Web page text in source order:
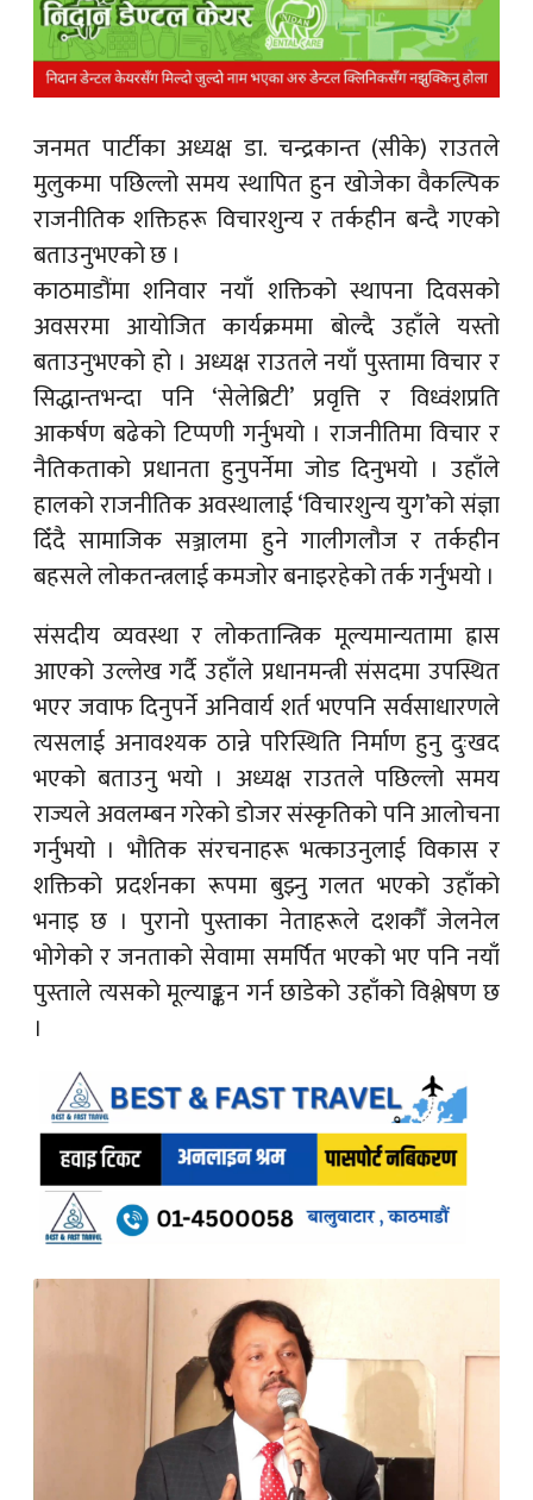
जनमत पार्टीका अध्यक्ष डा. चन्द्रकान्त (सीके) राउतले
मुलुकमा पछिल्लो समय स्थापित हुन खोजेका वैकल्पिक
राजनीतिक शक्तिहरू विचारशुन्य र तर्कहीन बन्दै गएको
बताउनुभएको छ ।
काठमाडौंमा शनिवार नयाँ शक्तिको स्थापना दिवसको
अवसरमा आयोजित कार्यक्रममा बोल्दै उहाँले यस्तो
बताउनुभएको हो । अध्यक्ष राउतले नयाँ पुस्तामा विचार र
सिद्धान्तभन्दा पनि ‘सेलेब्रिटी’ प्रवृत्ति र विध्वंशप्रति
आकर्षण बढेको टिप्पणी गर्नुभयो । राजनीतिमा विचार र
नैतिकताको प्रधानता हुनुपर्नेमा जोड दिनुभयो । उहाँले
हालको राजनीतिक अवस्थालाई ‘विचारशुन्य युग’को संज्ञा
दिँदै सामाजिक सञ्जालमा हुने गालीगलौज र तर्कहीन
बहसले लोकतन्त्रलाई कमजोर बनाइरहेको तर्क गर्नुभयो ।
संसदीय व्यवस्था र लोकतान्त्रिक मूल्यमान्यतामा ह्रास
आएको उल्लेख गर्दै उहाँले प्रधानमन्त्री संसदमा उपस्थित
भएर जवाफ दिनुपर्ने अनिवार्य शर्त भएपनि सर्वसाधारणले
त्यसलाई अनावश्यक ठान्ने परिस्थिति निर्माण हुनु दुःखद
भएको बताउनु भयो । अध्यक्ष राउतले पछिल्लो समय
राज्यले अवलम्बन गरेको डोजर संस्कृतिको पनि आलोचना
गर्नुभयो । भौतिक संरचनाहरू भत्काउनुलाई विकास र
शक्तिको प्रदर्शनका रूपमा बुझ्नु गलत भएको उहाँको
भनाइ छ । पुरानो पुस्ताका नेताहरूले दशकौँ जेलनेल
भोगेको र जनताको सेवामा समर्पित भएको भए पनि नयाँ
पुस्ताले त्यसको मूल्याङ्कन गर्न छाडेको उहाँको विश्लेषण छ
।